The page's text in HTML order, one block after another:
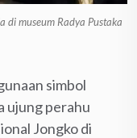
di museum Radya Pustaka
simbol
ujung perahu
Jongko di